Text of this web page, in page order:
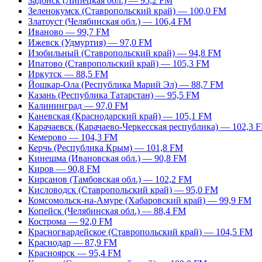
Зеленокумск (Ставропольский край) — 100,0 FM
Златоуст (Челябинская обл.) — 106,4 FM
Иваново — 99,7 FM
Ижевск (Удмуртия) — 97,0 FM
Изобильный (Ставропольский край) — 94,8 FM
Ипатово (Ставропольский край) — 105,3 FM
Иркутск — 88,5 FM
Йошкар-Ола (Республика Марий Эл) — 88,7 FM
Казань (Республика Татарстан) — 95,5 FM
Калининград — 97,0 FM
Каневская (Краснодарский край) — 105,1 FM
Карачаевск (Карачаево-Черкесская республика) — 102,3
Кемерово — 104,3 FM
Керчь (Республика Крым) — 101,8 FM
Кинешма (Ивановская обл.) — 90,8 FM
Киров — 90,8 FM
Кирсанов (Тамбовская обл.) — 102,2 FM
Кисловодск (Ставропольский край) — 95,0 FM
Комсомольск-на-Амуре (Хабаровский край) — 99,9 FM
Копейск (Челябинская обл.) — 88,4 FM
Кострома — 92,0 FM
Красногвардейское (Ставропольский край) — 104,5 FM
Краснодар — 87,9 FM
Красноярск — 95,4 FM